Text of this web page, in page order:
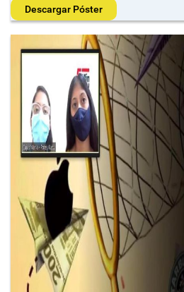
Descargar Póster